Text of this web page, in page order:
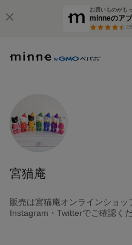
お買いものがも
minneのア
3
宮猫庵
販売は宮猫庵オンラインショ
Instagram・Twitterでご確認くだ